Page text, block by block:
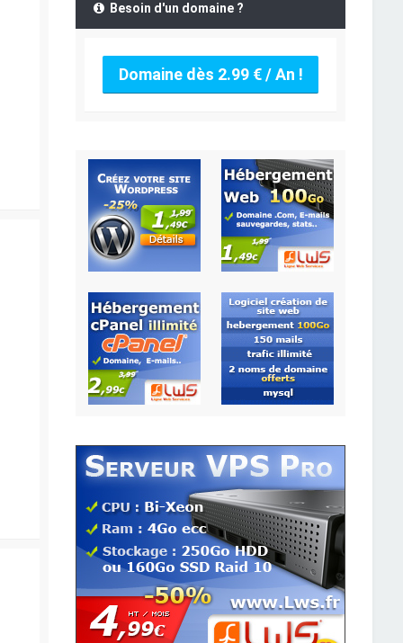
Besoin d'un domaine ?
Domaine dès 2.99 € / An !